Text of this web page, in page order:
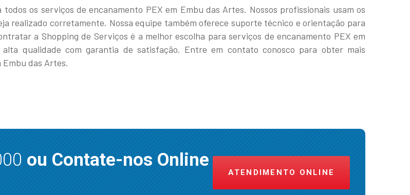
os serviços de encanamento PEX em Embu das Artes. Nossos profissionais usam os
realizado corretamente. Nossa equipe também oferece suporte técnico e orientação para
a Shopping de Serviços é a melhor escolha para serviços de encanamento PEX em
qualidade com garantia de satisfação. Entre em contato conosco para obter mais
das Artes.
ou Contate-nos Online
ATENDIMENTO ONLINE